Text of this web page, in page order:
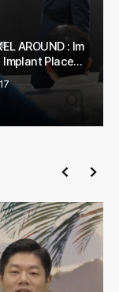
AROUND : Im
Implant Placeme